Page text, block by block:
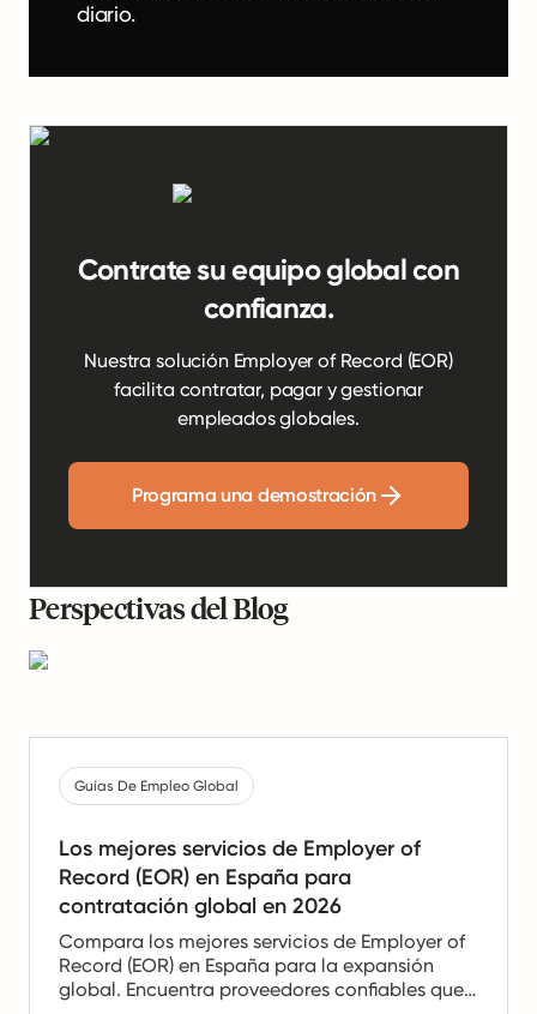
diario.
Contrate su equipo global con
confianza.
Nuestra solución Employer of Record (EOR)
facilita contratar, pagar y gestionar
empleados globales.
Programa una demostración
Perspectivas del Blog
Guías De Empleo Global
Los mejores servicios de Employer of
Record (EOR) en España para
contratación global en 2026
Compara los mejores servicios de Employer of
Record (EOR) en España para la expansión
global. Encuentra proveedores confiables que